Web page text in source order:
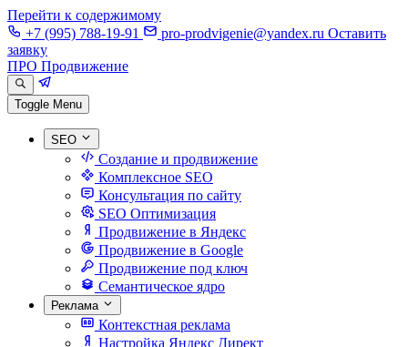
Перейти к содержимому
+7 (995) 788-19-91
pro-prodvigenie@yandex.ru Оставить
заявку
ПРО Продвижение
Toggle Menu
SEO
Создание и продвижение
Комплексное SEO
Консультация по сайту
SEO Оптимизация
Продвижение в Яндекс
Продвижение в Google
Продвижение под ключ
Семантическое ядро
Реклама
Контекстная реклама
Настройка Яндекс Директ